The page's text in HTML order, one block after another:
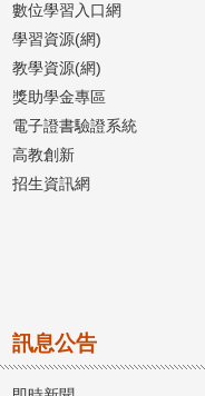
數位學習入口網
學習資源(網)
教學資源(網)
獎助學金專區
電子證書驗證系統
高教創新
招生資訊網
訊息公告